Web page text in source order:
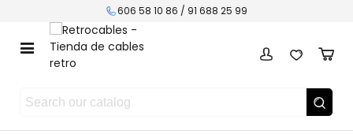
606 58 10 86 / 91 688 25 99